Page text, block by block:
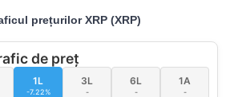
prețurilor XRP (XRP)
de preț
1L
-7.22%
3L
-
6L
-
1A
-